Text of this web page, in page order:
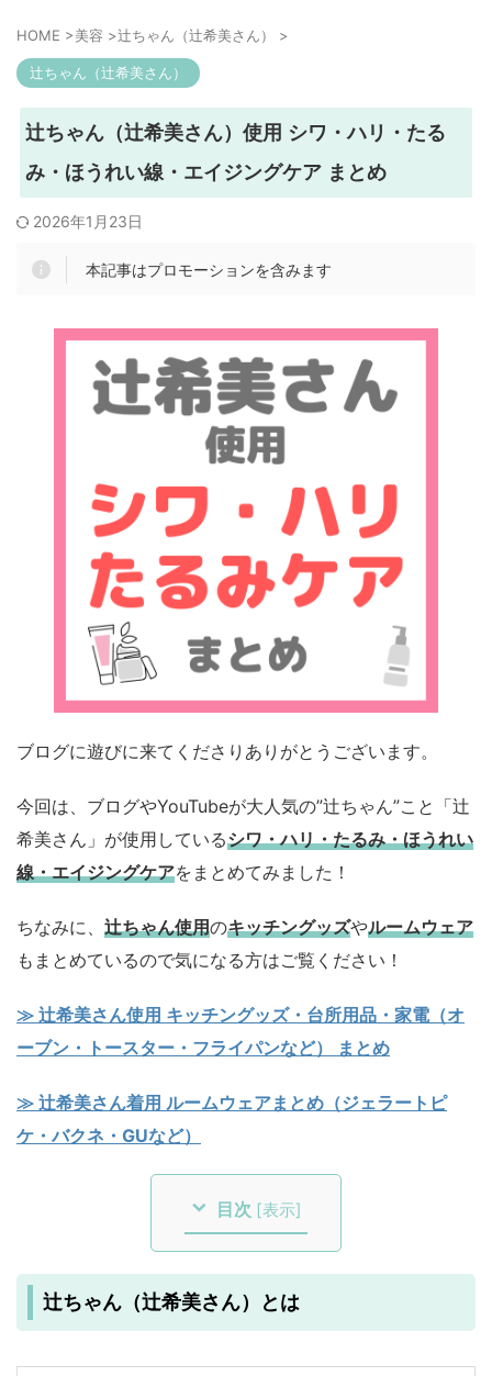
HOME >美容 >辻ちゃん（辻希美さん） >
辻ちゃん（辻希美さん）
辻ちゃん（辻希美さん）使用 シワ・ハリ・たる
み・ほうれい線・エイジングケア まとめ
2026年1月23日
本記事はプロモーションを含みます
ブログに遊びに来てくださりありがとうございます。
今回は、ブログやYouTubeが大人気の”辻ちゃん”こと「辻
希美さん」が使用しているシワ・ハリ・たるみ・ほうれい
線・エイジングケアをまとめてみました！
ちなみに、 辻ちゃん使用のキッチングッズやルームウェア
もまとめているので気になる方はご覧ください！
≫ 辻希美さん使用 キッチングッズ・台所用品・家電（オ
ーブン・トースター・フライパンなど） まとめ
≫ 辻希美さん着用 ルームウェアまとめ（ジェラートピ
ケ・バクネ・GUなど）
目次 [表示]
辻ちゃん（辻希美さん）とは